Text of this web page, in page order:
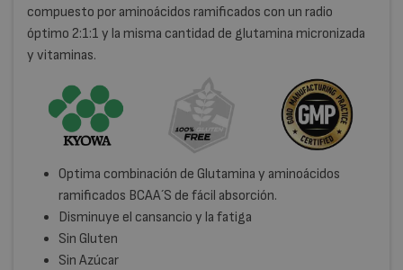
compuesto por aminoácidos ramificados con un radio
óptimo 2:1:1 y la misma cantidad de glutamina micronizada
y vitaminas.
Optima combinación de Glutamina y aminoácidos
ramificados BCAA´S de fácil absorción.
Disminuye el cansancio y la fatiga
Sin Gluten
Sin Azúcar